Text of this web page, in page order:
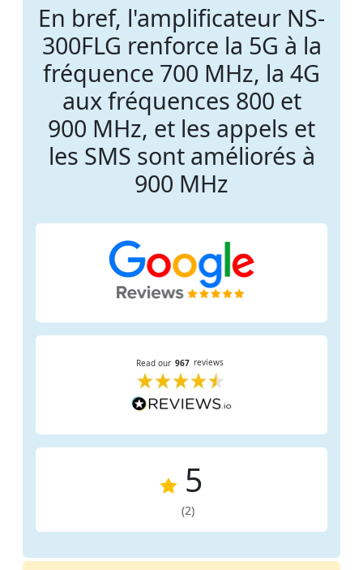
En bref, l'amplificateur NS-
300FLG renforce la 5G à la
fréquence 700 MHz, la 4G
aux fréquences 800 et
900 MHz, et les appels et
les SMS sont améliorés à
900 MHz
5
(2)